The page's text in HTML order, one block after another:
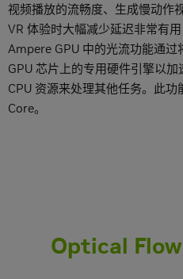
视频播放的流畅度、生成慢动作
VR 体验时大幅减少延迟非常有
Ampere GPU 中的光流功能通过
GPU 芯片上的专用硬件引擎以
CPU 资源来处理其他任务。此
Core。
Optical